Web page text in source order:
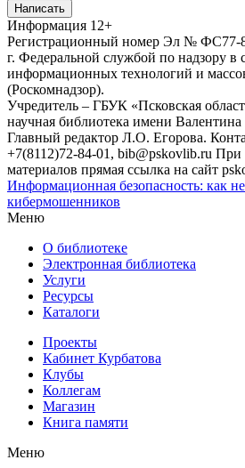
Написать
Информация 12+
Регистрационный номер Эл № ФС77-
г. Федеральной службой по надзору в
информационных технологий и
(Роскомнадзор).
Учредитель – ГБУК «Псковская
научная библиотека имени
Главный редактор Л.О. Егорова.
+7(8112)72-84-01, bib@pskovlib.ru При
материалов прямая ссылка на сайт
Информационная безопасность: как
кибермошенников
Меню
О библиотеке
Электронная библиотека
Услуги
Ресурсы
Каталоги
Проекты
Кабинет Курбатова
Клубы
Коллегам
Магазин
Книга памяти
Меню